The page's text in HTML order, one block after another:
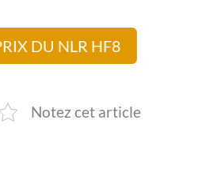
DU NLR HF8
Notez cet article